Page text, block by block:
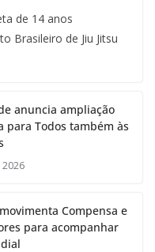
de 14 anos
Brasileiro de Jiu Jitsu
anuncia ampliação
para Todos também às
Compensa e
para acompanhar